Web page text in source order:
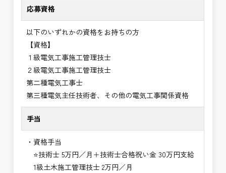
応募資格
以下のいずれかの資格をお持ちの方
【資格】
１級電気工事施工管理技士
２級電気工事施工管理技士
第二種電気工事士
第三種電気主任技術者、その他の電気工事関係資格
手当
・資格手当
⭐技術士 5万円／月＋技術士合格祝い金 30万円支給
1級土木施工管理技士 2万円／月